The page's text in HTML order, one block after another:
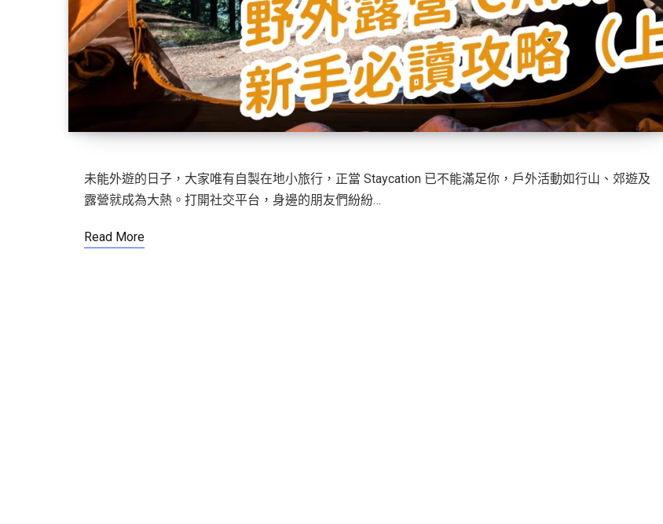
未能外遊的日子，大家唯有自製在地小旅行，正當 Staycation 已不能滿足你，戶外活動如行山、郊遊及
露營就成為大熱。打開社交平台，身邊的朋友們紛紛…
Read More